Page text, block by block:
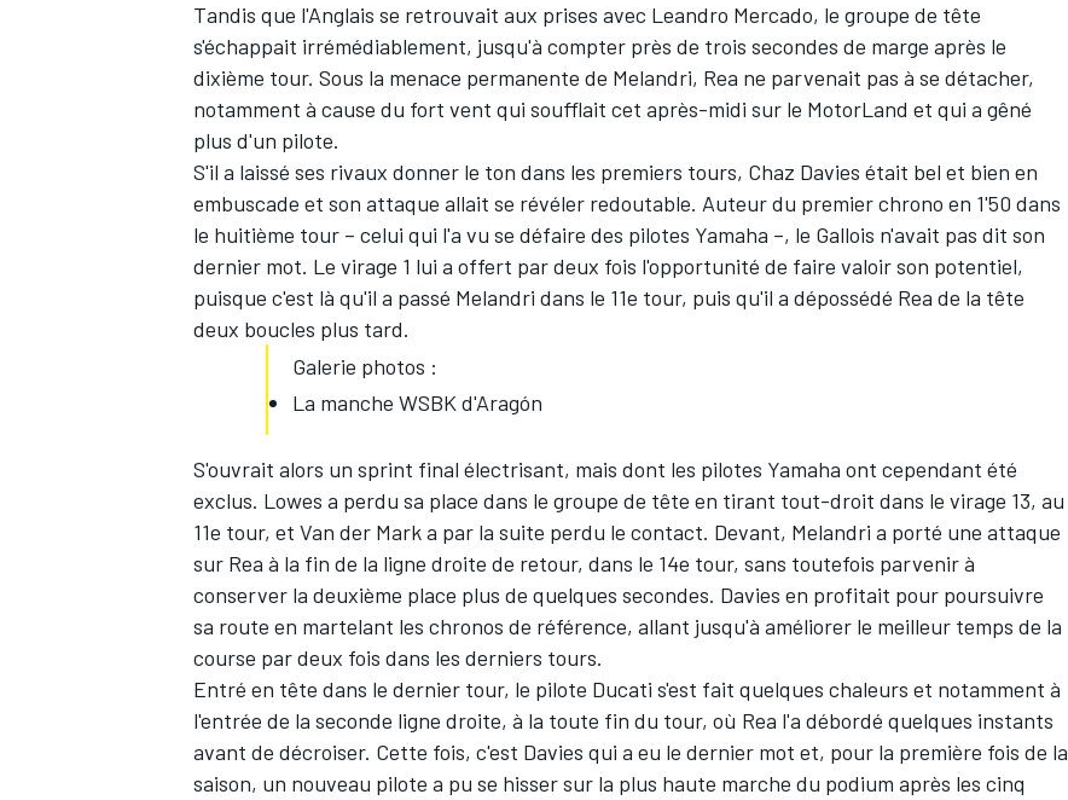
Tandis que l'Anglais se retrouvait aux prises avec Leandro Mercado, le groupe de tête
s'échappait irrémédiablement, jusqu'à compter près de trois secondes de marge après le
dixième tour. Sous la menace permanente de Melandri, Rea ne parvenait pas à se détacher,
notamment à cause du fort vent qui soufflait cet après-midi sur le MotorLand et qui a gêné
plus d'un pilote.
S'il a laissé ses rivaux donner le ton dans les premiers tours, Chaz Davies était bel et bien en
embuscade et son attaque allait se révéler redoutable. Auteur du premier chrono en 1'50 dans
le huitième tour – celui qui l'a vu se défaire des pilotes Yamaha –, le Gallois n'avait pas dit son
dernier mot. Le virage 1 lui a offert par deux fois l'opportunité de faire valoir son potentiel,
puisque c'est là qu'il a passé Melandri dans le 11e tour, puis qu'il a dépossédé Rea de la tête
deux boucles plus tard.
Galerie photos :
La manche WSBK d'Aragón
S'ouvrait alors un sprint final électrisant, mais dont les pilotes Yamaha ont cependant été
exclus. Lowes a perdu sa place dans le groupe de tête en tirant tout-droit dans le virage 13, au
11e tour, et Van der Mark a par la suite perdu le contact. Devant, Melandri a porté une attaque
sur Rea à la fin de la ligne droite de retour, dans le 14e tour, sans toutefois parvenir à
conserver la deuxième place plus de quelques secondes. Davies en profitait pour poursuivre
sa route en martelant les chronos de référence, allant jusqu'à améliorer le meilleur temps de la
course par deux fois dans les derniers tours.
Entré en tête dans le dernier tour, le pilote Ducati s'est fait quelques chaleurs et notamment à
l'entrée de la seconde ligne droite, à la toute fin du tour, où Rea l'a débordé quelques instants
avant de décroiser. Cette fois, c'est Davies qui a eu le dernier mot et, pour la première fois de la
saison, un nouveau pilote a pu se hisser sur la plus haute marche du podium après les cinq